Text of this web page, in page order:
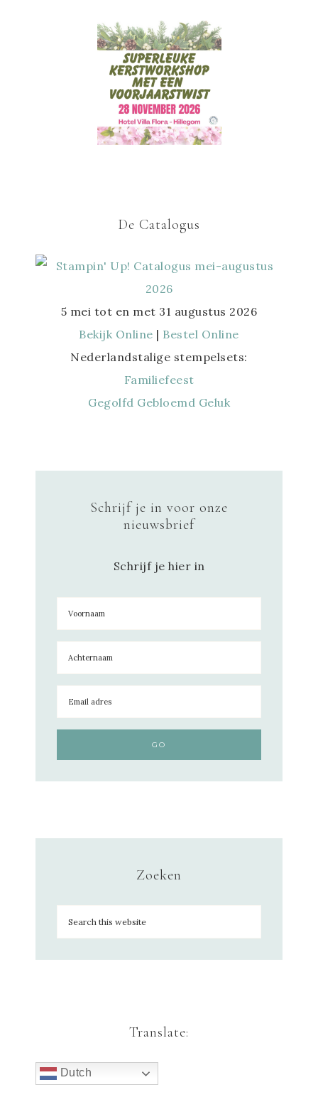
De Catalogus
5 mei tot en met 31 augustus 2026
Bekijk Online | Bestel Online
Nederlandstalige stempelsets:
Familiefeest
Gegolfd Gebloemd Geluk
Schrijf je in voor onze
nieuwsbrief
Schrijf je hier in
Zoeken
Translate:
Dutch